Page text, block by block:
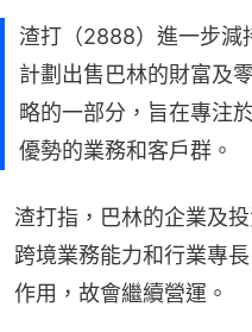
渣打（2888）進一步減
計劃出售巴林的財富及
略的一部分，旨在專注
優勢的業務和客戶群。
渣打指，巴林的企業及
跨境業務能力和行業專
作用，故會繼續營運。